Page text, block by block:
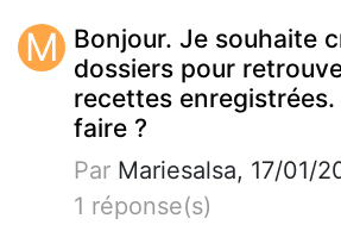
M Bonjour. Je souhaite
dossiers pour
recettes
faire ?
Par Mariesalsa, 17/01/
1 réponse(s)